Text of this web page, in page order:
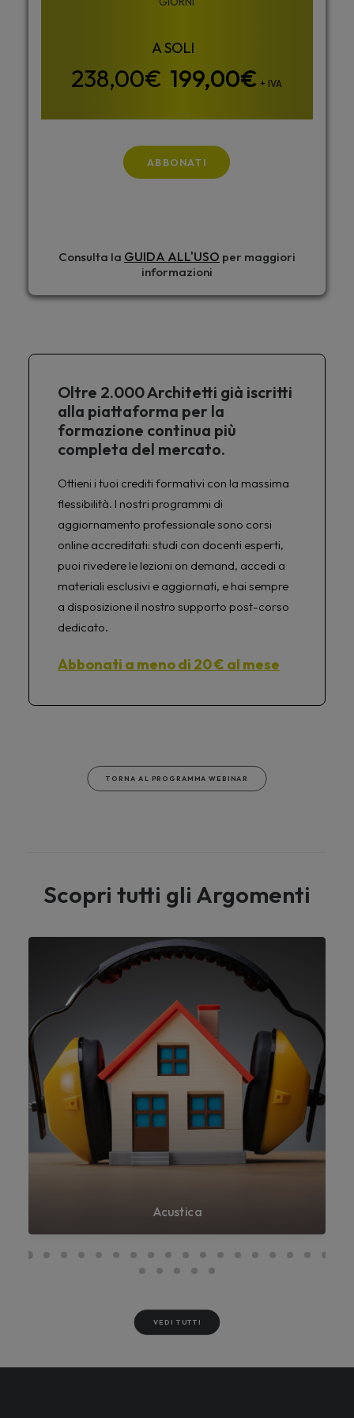
199,00€ + IVA
ABBONATI
Consulta la GUIDA ALL'USO per maggiori
informazioni
Oltre 2.000 Architetti già iscritti
alla piattaforma per la
formazione continua più
completa del mercato.
Ottieni i tuoi crediti formativi con la massima
flessibilità. I nostri programmi di
aggiornamento professionale sono corsi
online accreditati: studi con docenti esperti,
puoi rivedere le lezioni on demand, accedi a
materiali esclusivi e aggiornati, e hai sempre
a disposizione il nostro supporto post-corso
dedicato.
Abbonati a meno di 20 € al mese
TORNA AL PROGRAMMA WEBINAR
Scopri tutti gli Argomenti
Acustica
VEDI TUTTI